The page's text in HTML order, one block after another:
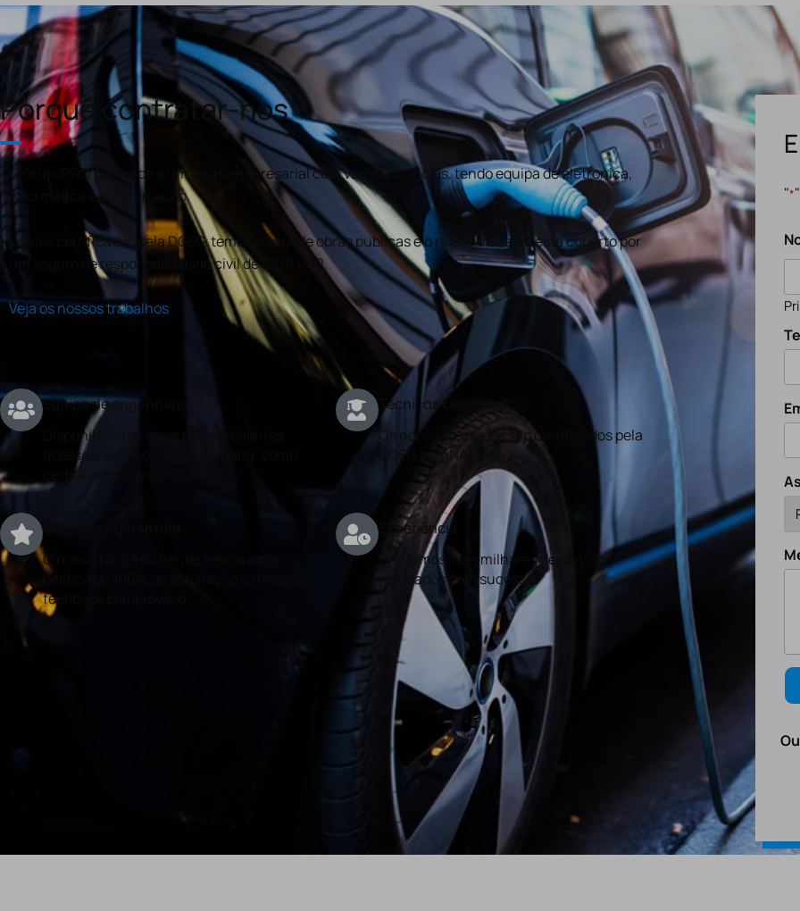
Porquê contratar-nos
O GrupoPRO pertence a um grupo empresarial com várias valências, tendo equipa de eletronica,
informática e programação.
Somos certificados pela DGEG, temos alvará de obras publicas e o nosso trabalho está coberto por
um seguro de responsabilidade civil de €100.000.
Veja os nossos trabalhos
Equipa de engenharia
Disponibilizamos aos nossos clientes
acesso a serviços de engenharia, como
certificados e projetos.
Técnicos certificados
Os nossos técnicos são certificados pela
DGEG e a ANACOM
O nosso foco é o cliente, temos uma
politica de 100% de satisfação e o nosso
feedback comprova-o.
Experiência
Contamos com milhares de serviços
realizados com sucesso.
"*